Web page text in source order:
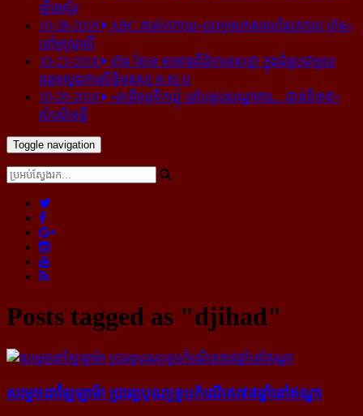
ឡីឆេស្ទ័រ
10-28-2018
ABC គាស់​កកាយ​«ទ្រព្យមហាសាល​នៃ​ត្រកូល ហ៊ុន»​
នៅ​អូស្ត្រាលី
10-23-2018
ហ៊ុន សែន អះអាង​ពី​ជំហរ​ខុស​គ្នា ក្នុង​ជំនួប​ជាមួយ​
ឧត្តម​ស្នងការ​សិទ្ធិ​មនុស្ស អ.ស.ប
10-20-2018
«រាត្រីចន្ទទឹកឃ្មុំ នៅបន្ទប់សណ្ឋាគារ... ជាន់ទី៣៥»
សំណើចខ្លី
Toggle navigation
Posts tagged as "djihad"
សម្ដេច​ដាឡៃឡាម៉ា ប្រារព្ធ​បុណ្យ​ខួប​កំណើត​៧៨​ឆ្នាំ​នៅ​ឥណ្ឌា​